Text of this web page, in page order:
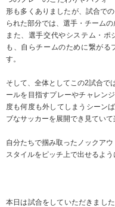
形も多くありましたが、試合で
られた部分では、選手・チームの
また、選手交代やシステム・
も、自らチームのために繋がる
す。
そして、全体としてこの2試合で
ールを目指すプレーやチャレン
度も何度も外してしまうシーン
ブなサッカーを展開でき見てい
自分たちで掴み取ったノックア
スタイルをピッチ上で出せるよ
本日は試合をしていただきまし